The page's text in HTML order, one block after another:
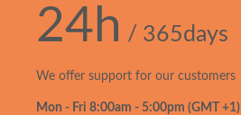
24h / 365days
We offer support for our customers
Mon - Fri 8:00am - 5:00pm (GMT +1)